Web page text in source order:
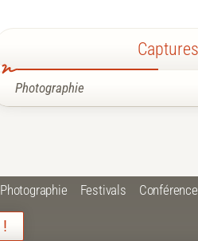
Photographie
Photographie Festivals
!